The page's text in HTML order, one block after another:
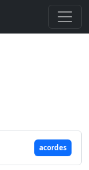
acordes